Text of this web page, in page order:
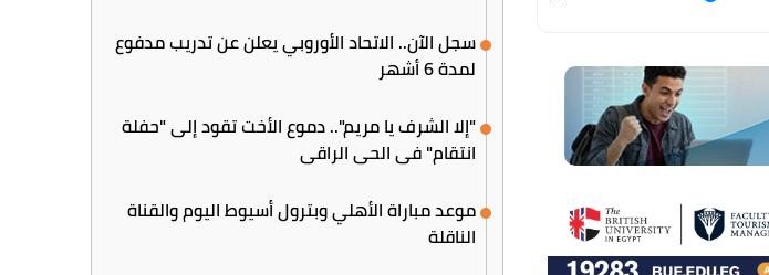
سجل الآن.. الاتحاد الأوروبي يعلن عن تدريب مدفوع
لمدة 6 أشهر
"إلا الشرف يا مريم".. دموع الأخت تقود إلى "حفلة
انتقام" في الحي الراقي
موعد مباراة الأهلي وبترول أسيوط اليوم والقناة
الناقلة